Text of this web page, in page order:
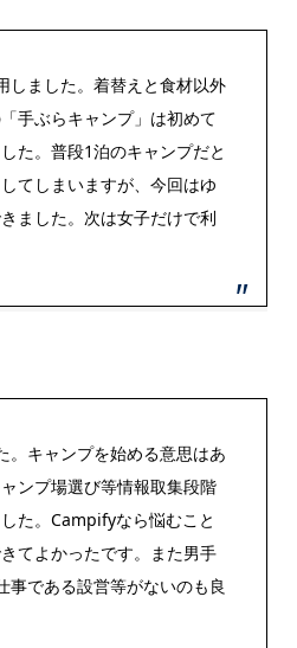
しました。着替えと食材以外
手ぶらキャンプ」は初めて
た。普段1泊のキャンプだと
てしまいますが、今回はゆ
ました。次は女子だけで利
。キャンプを始める意思はあ
ンプ場選び等情報取集段階
た。Campifyなら悩むこと
てよかったです。また男手
事である設営等がないのも良